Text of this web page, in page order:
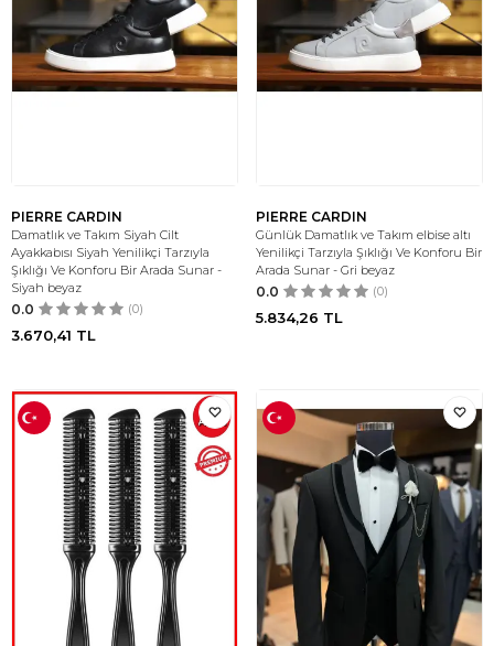
PIERRE CARDIN
Damatlık ve Takım Siyah Cilt
Ayakkabısı Siyah Yenilikçi Tarzıyla
Şıklığı Ve Konforu Bir Arada Sunar -
Siyah beyaz
0.0 (0)
3.670,41 TL
PIERRE CARDIN
Günlük Damatlık ve Takım elbise altı
Yenilikçi Tarzıyla Şıklığı Ve Konforu Bir
Arada Sunar - Gri beyaz
0.0 (0)
5.834,26 TL